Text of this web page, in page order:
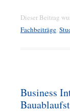
Dieser Beitrag
Fachbeiträge,
Business